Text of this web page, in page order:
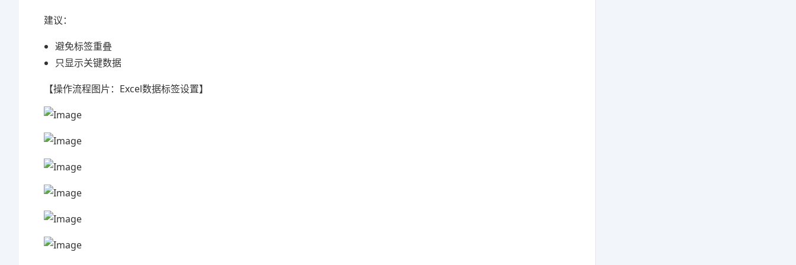
建议：
避免标签重叠
只显示关键数据
【操作流程图片：Excel数据标签设置】